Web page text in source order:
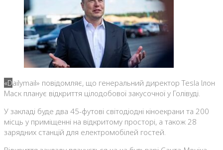
«Dailymail» повідомляє, що генеральний директор Tesla Ілон
Маск планує відкриття цілодобової закусочної у Голівуді.
У закладі буде два 45-футові світодіодні кіноекрани та 200
місць у приміщенні на відкритому просторі, а також 28
зарядних станцій для електромобілей гостей.